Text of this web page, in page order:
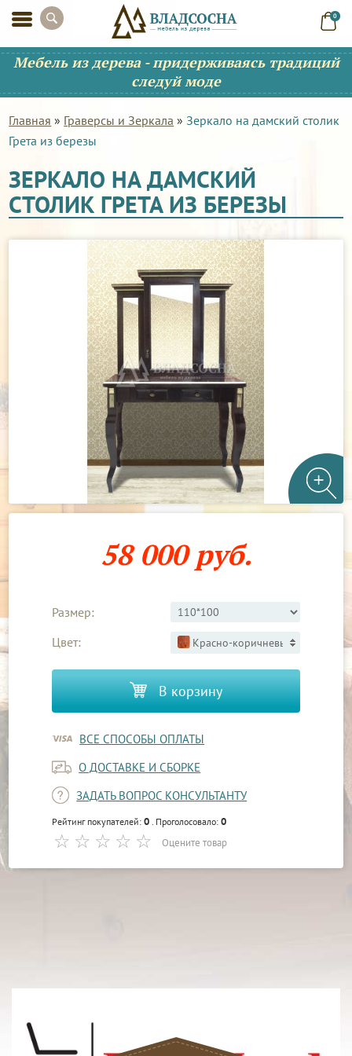
0
Мебель из дерева - придерживаясь традиций
следуй моде
Главная » Граверсы и Зеркала »Зеркало на дамский столик
Грета из березы
ЗЕРКАЛО НА ДАМСКИЙ
СТОЛИК ГРЕТА ИЗ БЕРЕЗЫ
58 000 руб.
Размер:
Цвет:
Красно-коричневый 2
В корзину
ВСЕ СПОСОБЫ ОПЛАТЫ
О ДОСТАВКЕ И СБОРКЕ
ЗАДАТЬ ВОПРОС КОНСУЛЬТАНТУ
Рейтинг покупателей:0 . Проголосовало:0
Оцените товар